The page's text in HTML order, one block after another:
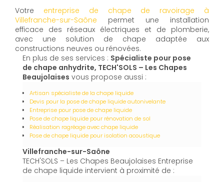
Votre entreprise de chape de ravoirage à
Villefranche-sur-Saône permet une installation
efficace des réseaux électriques et de plomberie,
avec une solution de chape adaptée aux
constructions neuves ou rénovées.
En plus de ses services : Spécialiste pour pose
de chape anhydrite, TECH'SOLS – Les Chapes
Beaujolaises vous propose aussi :
Artisan spécialiste de la chape liquide
Devis pour la pose de chape liquide autonivelante
Entreprise pour pose de chape liquide
Pose de chape liquide pour rénovation de sol
Réalisation ragréage avec chape liquide
Pose de chape liquide pour isolation acoustique
Villefranche-sur-Saône
TECH'SOLS – Les Chapes Beaujolaises Entreprise
de chape liquide intervient à proximité de :